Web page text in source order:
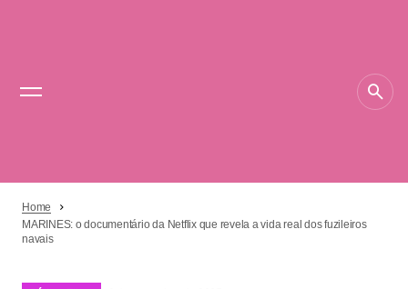
Home
MARINES: o documentário da Netflix que revela a vida real dos fuzileiros
navais